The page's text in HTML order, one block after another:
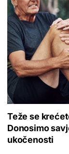
Teže se
Donosimo
ukočenosti